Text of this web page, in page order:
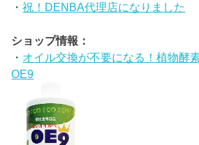
・祝！DENBA代理店になりました
ショップ情報：
・ オイル交換が不要になる！植物酵
OE9